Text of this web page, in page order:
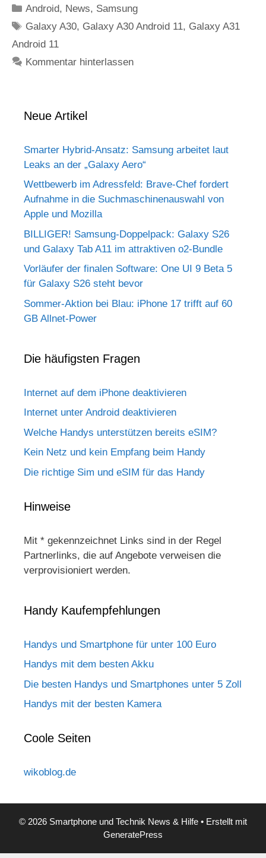
Kategorien
Android, News, Samsung
Schlagwörter
Galaxy A30, Galaxy A30 Android 11, Galaxy A31
Android 11
Kommentar hinterlassen
Neue Artikel
Smarter Hybrid-Ansatz: Samsung arbeitet laut
Leaks an der „Galaxy Aero“
Wettbewerb im Adressfeld: Brave-Chef fordert
Aufnahme in die Suchmaschinenauswahl von
Apple und Mozilla
BILLIGER! Samsung-Doppelpack: Galaxy S26
und Galaxy Tab A11 im attraktiven o2-Bundle
Vorläufer der finalen Software: One UI 9 Beta 5
für Galaxy S26 steht bevor
Sommer-Aktion bei Blau: iPhone 17 trifft auf 60
GB Allnet-Power
Die häufigsten Fragen
Internet auf dem iPhone deaktivieren
Internet unter Android deaktivieren
Welche Handys unterstützen bereits eSIM?
Kein Netz und kein Empfang beim Handy
Die richtige Sim und eSIM für das Handy
Hinweise
Mit * gekennzeichnet Links sind in der Regel
Partnerlinks, die auf Angebote verweisen die
verprovisioniert werden.
Handy Kaufempfehlungen
Handys und Smartphone für unter 100 Euro
Handys mit dem besten Akku
Die besten Handys und Smartphones unter 5 Zoll
Handys mit der besten Kamera
Coole Seiten
wikoblog.de
© 2026 Smartphone und Technik News & Hilfe • Erstellt mit
GeneratePress